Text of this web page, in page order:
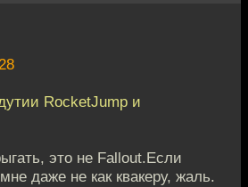
RocketJump и
это не Fallout.Если
даже не как квакеру, жаль.